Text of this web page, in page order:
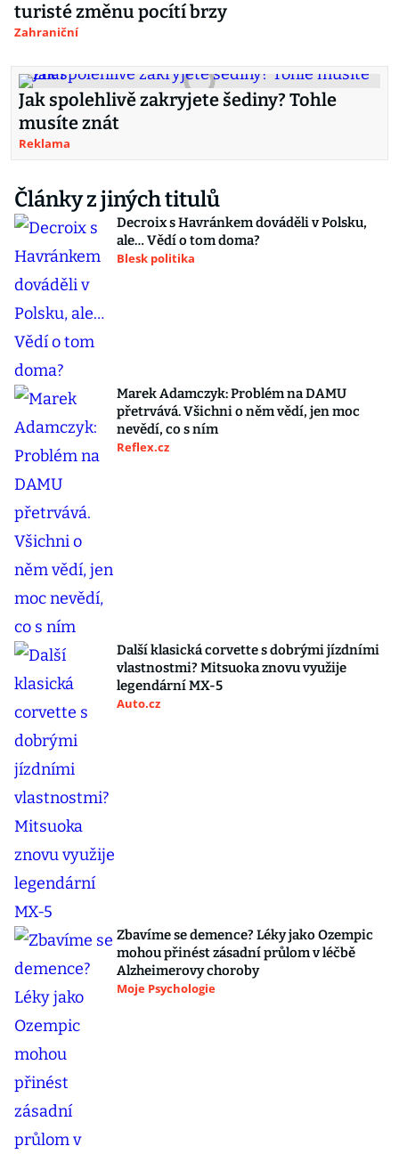
turisté změnu pocítí brzy
Zahraniční
Jak spolehlivě zakryjete šediny? Tohle
musíte znát
Reklama
Články z jiných titulů
Decroix s Havránkem dováděli v Polsku,
ale… Vědí o tom doma?
Blesk politika
Marek Adamczyk: Problém na DAMU
přetrvává. Všichni o něm vědí, jen moc
nevědí, co s ním
Reflex.cz
Další klasická corvette s dobrými jízdními
vlastnostmi? Mitsuoka znovu využije
legendární MX-5
Auto.cz
Zbavíme se demence? Léky jako Ozempic
mohou přinést zásadní průlom v léčbě
Alzheimerovy choroby
Moje Psychologie